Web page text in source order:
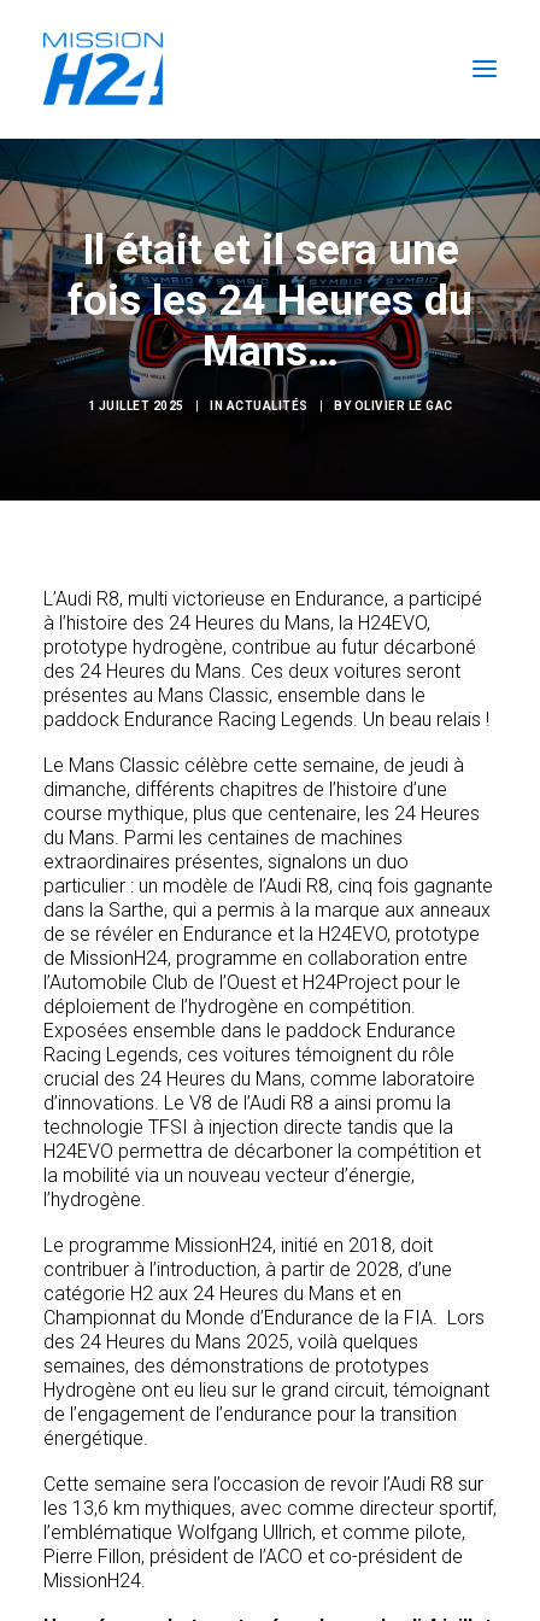
ACCUEIL
LES ACTUALITÉS
LA MISSION
L’ÉCURIE
FORMATIONS H2
Il était et il sera une
fois les 24 Heures du
Mans…
1 JUILLET 2025 IN ACTUALITÉS BYOLIVIER LE GAC
L’Audi R8, multi victorieuse en Endurance, a participé
à l’histoire des 24 Heures du Mans, la H24EVO,
prototype hydrogène, contribue au futur décarboné
des 24 Heures du Mans. Ces deux voitures seront
présentes au Mans Classic, ensemble dans le
paddock Endurance Racing Legends. Un beau relais !
Le Mans Classic célèbre cette semaine, de jeudi à
dimanche, différents chapitres de l’histoire d’une
course mythique, plus que centenaire, les 24 Heures
du Mans. Parmi les centaines de machines
extraordinaires présentes, signalons un duo
particulier : un modèle de l’Audi R8, cinq fois gagnante
dans la Sarthe, qui a permis à la marque aux anneaux
de se révéler en Endurance et la H24EVO, prototype
de MissionH24, programme en collaboration entre
l’Automobile Club de l’Ouest et H24Project pour le
déploiement de l’hydrogène en compétition.
Exposées ensemble dans le paddock Endurance
Racing Legends, ces voitures témoignent du rôle
crucial des 24 Heures du Mans, comme laboratoire
d’innovations. Le V8 de l’Audi R8 a ainsi promu la
technologie TFSI à injection directe tandis que la
H24EVO permettra de décarboner la compétition et
la mobilité via un nouveau vecteur d’énergie,
l’hydrogène.
Le programme MissionH24, initié en 2018, doit
contribuer à l’introduction, à partir de 2028, d’une
catégorie H2 aux 24 Heures du Mans et en
Championnat du Monde d’Endurance de la FIA. Lors
des 24 Heures du Mans 2025, voilà quelques
semaines, des démonstrations de prototypes
Hydrogène ont eu lieu sur le grand circuit, témoignant
de l’engagement de l’endurance pour la transition
énergétique.
Cette semaine sera l’occasion de revoir l’Audi R8 sur
les 13,6 km mythiques, avec comme directeur sportif,
l’emblématique Wolfgang Ullrich, et comme pilote,
Pierre Fillon, président de l’ACO et co-président de
MissionH24.